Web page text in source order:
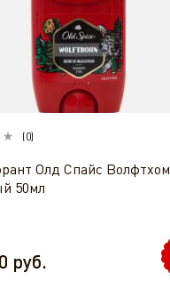
(0)
Олд Спайс Волфтхом
50мл
руб.